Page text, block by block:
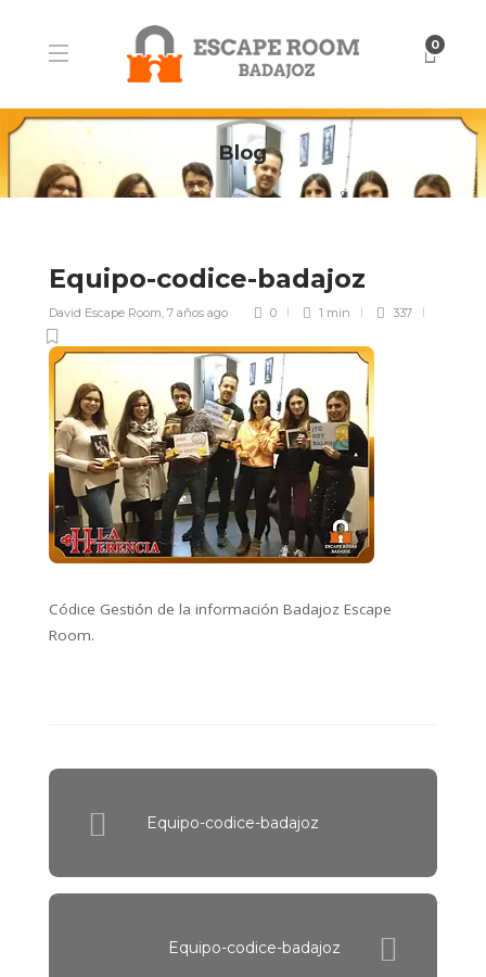
0
Blog
Equipo-codice-badajoz
David Escape Room, 7 años ago 0 1 min 337
Códice Gestión de la información Badajoz Escape
Room.
Equipo-codice-badajoz
Equipo-codice-badajoz